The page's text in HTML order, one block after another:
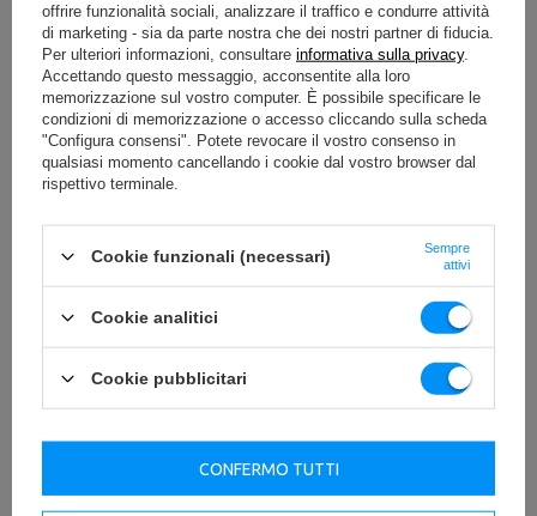
offrire funzionalità sociali, analizzare il traffico e condurre attività
di marketing - sia da parte nostra che dei nostri partner di fiducia.
Per ulteriori informazioni, consultare informativa sulla privacy.
Accettando questo messaggio, acconsentite alla loro
memorizzazione sul vostro computer. È possibile specificare le
condizioni di memorizzazione o accesso cliccando sulla scheda
"Configura consensi". Potete revocare il vostro consenso in
qualsiasi momento cancellando i cookie dal vostro browser dal
rispettivo terminale.
Cookie funzionali (necessari)
Sempre
attivi
Cookie analitici
Cookie pubblicitari
CONFERMO TUTTI